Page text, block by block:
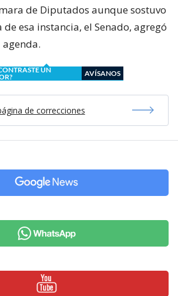
de Diputados aunque sostuvo
esa instancia, el Senado, agregó
UN
AVÍSANOS
de correcciones